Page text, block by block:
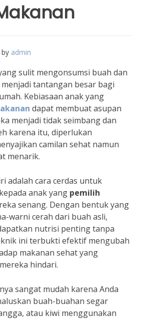
by admin
sulit mengonsumsi buah dan
tantangan besar bagi
Kebiasaan anak yang
dapat membuat asupan
menjadi tidak seimbang dan
karena itu, diperlukan
camilan sehat namun
menarik.
adalah cara cerdas untuk
anak yang pemilih
senang. Dengan bentuk yang
warni cerah dari buah asli,
nutrisi penting tanpa
ini terbukti efektif mengubah
makanan sehat yang
hindari.
sangat mudah karena Anda
buah-buahan segar
atau kiwi menggunakan